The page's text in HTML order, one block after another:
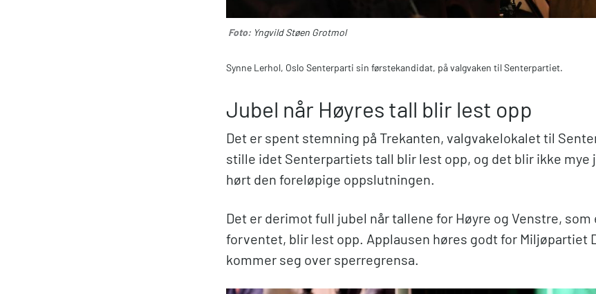
Foto: Yngvild Støen Grotmol
Synne Lerhol, Oslo Senterparti sin førstekandidat, på valgvaken til Senterpartiet.
Jubel når Høyres tall blir lest opp
Det er spent stemning på Trekanten, valgvakelokalet til
stille idet Senterpartiets tall blir lest opp, og det blir ikke mye
hørt den foreløpige oppslutningen.
Det er derimot full jubel når tallene for Høyre og Venstre, som
forventet, blir lest opp. Applausen høres godt for Miljøpartiet
kommer seg over sperregrensa.